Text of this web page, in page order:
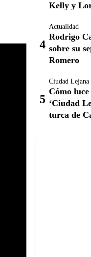
Kelly y
Actualidad
Rodrigo
sobre su
Romero
Ciudad Lejana
Cómo
‘Ciudad
turca de